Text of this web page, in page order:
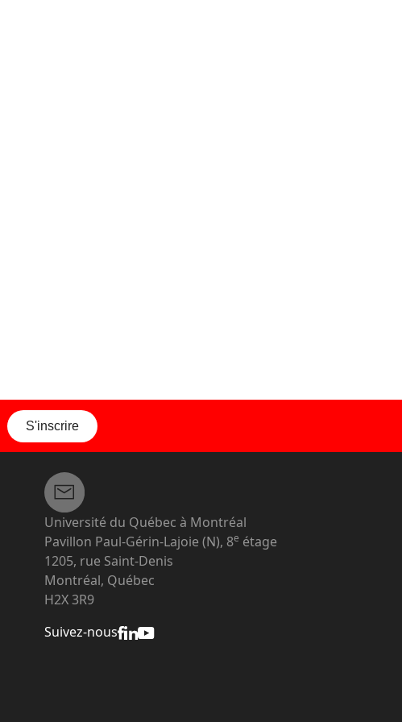
S'inscrire
Université du Québec à Montréal
Pavillon Paul-Gérin-Lajoie (N), 8e étage
1205, rue Saint-Denis
Montréal, Québec
H2X 3R9
Suivez-nous